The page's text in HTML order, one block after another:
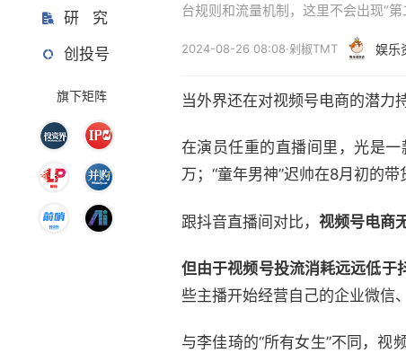
研 究
创投号
旗下矩阵
台规则和流量机制，这里不会出现“第
2024-08-26 08:08·剁椒TMT 娱乐
当外界还在对视频号电商的潜力
在演员任重的直播间里，光是
万；“童年男神”迟帅在8月初的
跟抖音直播间对比， 视频号电商
但由于视频号投流消耗远远低于
些主播开始经营自己的企业微信
与李佳琦的“所有女生”不同，